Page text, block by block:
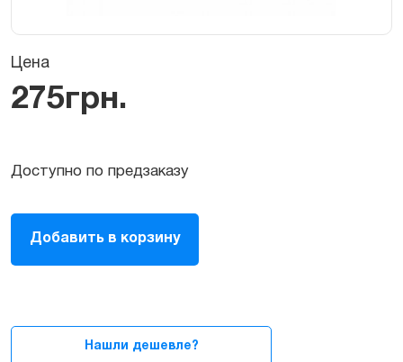
Цена
275грн.
Доступно по предзаказу
Двухсторонний
скотч
для
Добавить в корзину
Нашли дешевле?